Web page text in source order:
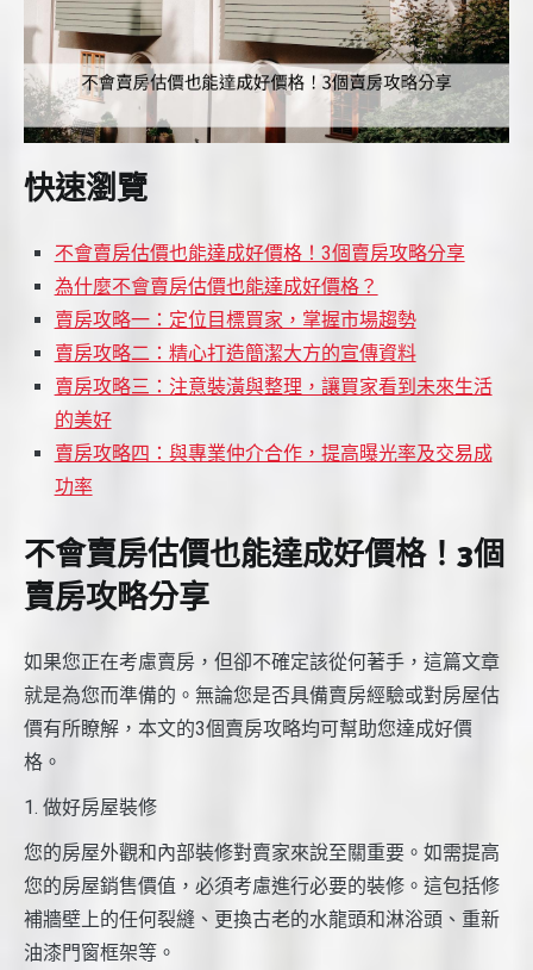
快速瀏覽
不會賣房估價也能達成好價格！3個賣房攻略分享
為什麼不會賣房估價也能達成好價格？
賣房攻略一：定位目標買家，掌握市場趨勢
賣房攻略二：精心打造簡潔大方的宣傳資料
賣房攻略三：注意裝潢與整理，讓買家看到未來生活
的美好
賣房攻略四：與專業仲介合作，提高曝光率及交易成
功率
不會賣房估價也能達成好價格！3個
賣房攻略分享
如果您正在考慮賣房，但卻不確定該從何著手，這篇文章
就是為您而準備的。無論您是否具備賣房經驗或對房屋估
價有所瞭解，本文的3個賣房攻略均可幫助您達成好價
格。
1. 做好房屋裝修
您的房屋外觀和內部裝修對賣家來說至關重要。如需提高
您的房屋銷售價值，必須考慮進行必要的裝修。這包括修
補牆壁上的任何裂縫、更換古老的水龍頭和淋浴頭、重新
油漆門窗框架等。